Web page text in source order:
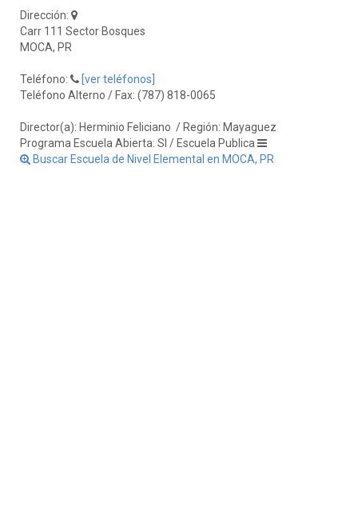
Dirección:
Carr 111 Sector Bosques
MOCA, PR
Teléfono:
[ver teléfonos]
Teléfono Alterno / Fax: (787) 818-0065
Director(a): Herminio Feliciano / Región: Mayaguez
Programa Escuela Abierta: SI / Escuela Publica
Buscar Escuela de Nivel Elemental en MOCA, PR